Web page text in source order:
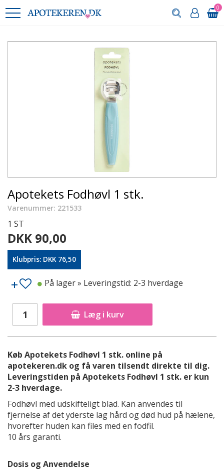
0
Apotekets Fodhøvl 1 stk.
Varenummer: 221533
1 ST
DKK 90,00
Klubpris: DKK 76,50
Læg i kurv
På lager» Leveringstid: 2-3 hverdage
Køb Apotekets Fodhøvl 1 stk. online på
apotekeren.dk og få varen tilsendt direkte til dig.
Leveringstiden på Apotekets Fodhøvl 1 stk. er kun
2-3 hverdage.
Fodhøvl med udskifteligt blad. Kan anvendes til
fjernelse af det yderste lag hård og død hud på hælene,
hvorefter huden kan files med en fodfil.
10 års garanti.
Dosis og Anvendelse